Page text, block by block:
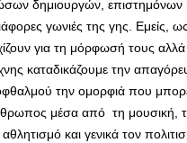
δημιουργών, επιστημόνων
γωνιές της γης. Εμείς, ως
για τη μόρφωσή τους αλλά
καταδικάζουμε την
την ομορφιά που
μέσα από τη μουσική,
και γενικά τον